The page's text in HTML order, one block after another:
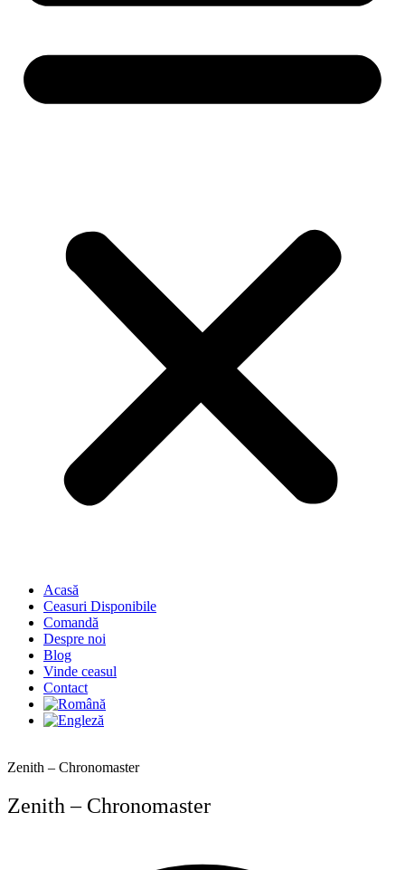
Acasă
Ceasuri Disponibile
Comandă
Despre noi
Blog
Vinde ceasul
Contact
Zenith – Chronomaster
Zenith – Chronomaster